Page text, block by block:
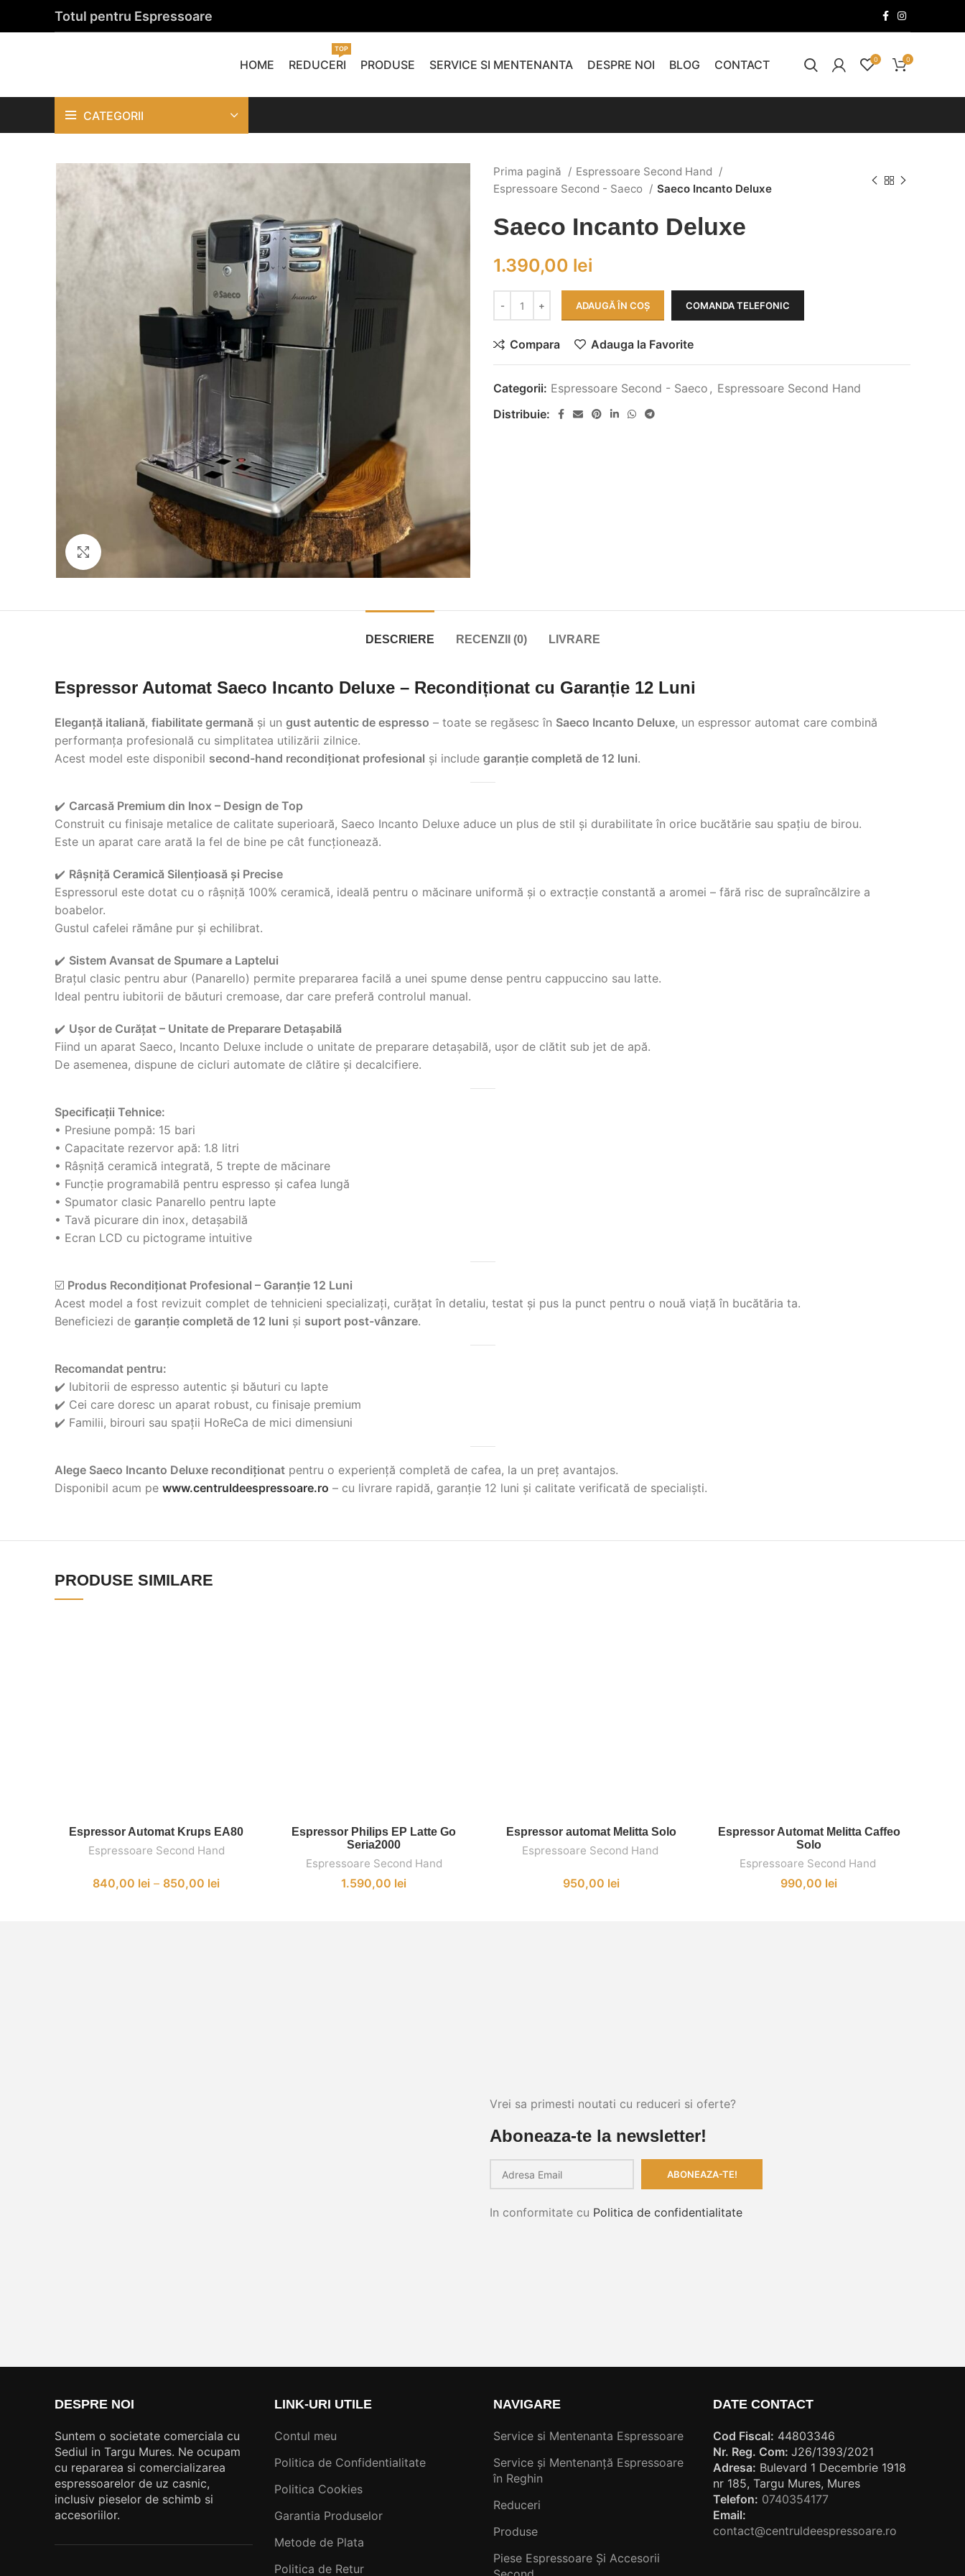
Totul pentru Espressoare
HOME REDUCERI
TOP
PRODUSE SERVICE SI MENTENANTA DESPRE NOI BLOG CONTACT 0 0
CATEGORII
Prima pagină
Espressoare Second Hand
Espressoare Second - Saeco
Saeco Incanto Deluxe
Saeco Incanto Deluxe
1.390,00 lei
ADAUGĂ ÎN COȘ COMANDA TELEFONIC
Compara Adauga la Favorite
Categorii: Espressoare Second - Saeco , Espressoare Second Hand
Distribuie:
DESCRIERE RECENZII (0) LIVRARE
Espressor Automat Saeco Incanto Deluxe – Recondiționat cu Garanție 12 Luni
Eleganță italiană, fiabilitate germană și un gust autentic de espresso – toate se regăsesc în Saeco Incanto Deluxe, un espressor automat care combină
performanța profesională cu simplitatea utilizării zilnice.
Acest model este disponibil second-hand recondiționat profesional și include garanție completă de 12 luni.
✔️ Carcasă Premium din Inox – Design de Top
Construit cu finisaje metalice de calitate superioară, Saeco Incanto Deluxe aduce un plus de stil și durabilitate în orice bucătărie sau spațiu de birou.
Este un aparat care arată la fel de bine pe cât funcționează.
✔️ Râșniță Ceramică Silențioasă și Precise
Espressorul este dotat cu o râșniță 100% ceramică, ideală pentru o măcinare uniformă și o extracție constantă a aromei – fără risc de supraîncălzire a
boabelor.
Gustul cafelei rămâne pur și echilibrat.
✔️ Sistem Avansat de Spumare a Laptelui
Brațul clasic pentru abur (Panarello) permite prepararea facilă a unei spume dense pentru cappuccino sau latte.
Ideal pentru iubitorii de băuturi cremoase, dar care preferă controlul manual.
✔️ Ușor de Curățat – Unitate de Preparare Detașabilă
Fiind un aparat Saeco, Incanto Deluxe include o unitate de preparare detașabilă, ușor de clătit sub jet de apă.
De asemenea, dispune de cicluri automate de clătire și decalcifiere.
Specificații Tehnice:
• Presiune pompă: 15 bari
• Capacitate rezervor apă: 1.8 litri
• Râșniță ceramică integrată, 5 trepte de măcinare
• Funcție programabilă pentru espresso și cafea lungă
• Spumator clasic Panarello pentru lapte
• Tavă picurare din inox, detașabilă
• Ecran LCD cu pictograme intuitive
☑️ Produs Recondiționat Profesional – Garanție 12 Luni
Acest model a fost revizuit complet de tehnicieni specializați, curățat în detaliu, testat și pus la punct pentru o nouă viață în bucătăria ta.
Beneficiezi de garanție completă de 12 luni și suport post-vânzare.
Recomandat pentru:
✔️ Iubitorii de espresso autentic și băuturi cu lapte
✔️ Cei care doresc un aparat robust, cu finisaje premium
✔️ Familii, birouri sau spații HoReCa de mici dimensiuni
Alege Saeco Incanto Deluxe recondiționat pentru o experiență completă de cafea, la un preț avantajos.
Disponibil acum pe www.centruldeespressoare.ro – cu livrare rapidă, garanție 12 luni și calitate verificată de specialiști.
PRODUSE SIMILARE
SELECTEAZĂ OPȚIUNILE
Espressor Automat Krups EA80
Espressoare Second Hand
840,00 lei – 850,00 lei
ADAUGĂ ÎN COȘ
Espressor Philips EP Latte Go
Seria2000
Espressoare Second Hand
1.590,00 lei
ADAUGĂ ÎN COȘ
Espressor automat Melitta Solo
Espressoare Second Hand
950,00 lei
ADAUGĂ ÎN COȘ
Espressor Automat Melitta Caffeo
Solo
Espressoare Second Hand
990,00 lei
Vrei sa primesti noutati cu reduceri si oferte?
Aboneaza-te la newsletter!
In conformitate cu Politica de confidentialitate
DESPRE NOI
Suntem o societate comerciala cu
Sediul in Targu Mures. Ne ocupam
cu repararea si comercializarea
espressoarelor de uz casnic,
inclusiv pieselor de schimb si
accesoriilor.
LINK-URI UTILE
Contul meu
Politica de Confidentialitate
Politica Cookies
Garantia Produselor
Metode de Plata
Politica de Retur
NAVIGARE
Service si Mentenanta Espressoare
Service și Mentenanță Espressoare
în Reghin
Reduceri
Produse
Piese Espressoare Și Accesorii
DATE CONTACT
Cod Fiscal: 44803346
Nr. Reg. Com: J26/1393/2021
Adresa: Bulevard 1 Decembrie 1918
nr 185, Targu Mures, Mures
Telefon: 0740354177
Email:
contact@centruldeespressoare.ro